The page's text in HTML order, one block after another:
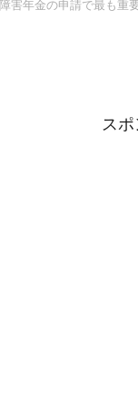
障害年金の申請で最も重
ス